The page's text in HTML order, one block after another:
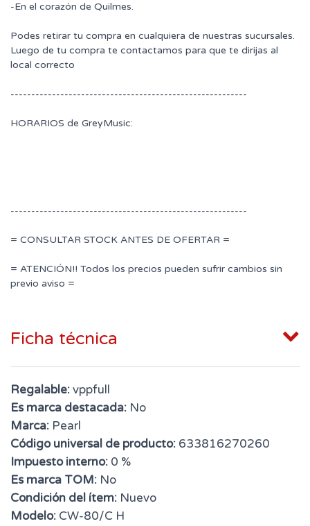
-En el corazón de Quilmes.
Podes retirar tu compra en cualquiera de nuestras sucursales.
Luego de tu compra te contactamos para que te dirijas al
local correcto
---------------------------------------------------------
HORARIOS de GreyMusic:
---------------------------------------------------------
= CONSULTAR STOCK ANTES DE OFERTAR =
= ATENCIÓN!! Todos los precios pueden sufrir cambios sin
previo aviso =
Ficha técnica
Regalable:vppfull
Es marca destacada: No
Marca: Pearl
Código universal de producto: 633816270260
Impuesto interno: 0 %
Es marca TOM: No
Condición del ítem: Nuevo
Modelo: CW-80/C H